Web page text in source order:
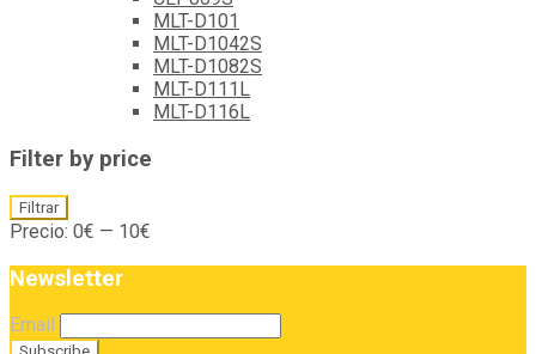
MLT-D101
MLT-D1042S
MLT-D1082S
MLT-D111L
MLT-D116L
Filter by price
Precio
mínimo
Precio
máximo
Filtrar
Precio: 0€ — 10€
Newsletter
Email